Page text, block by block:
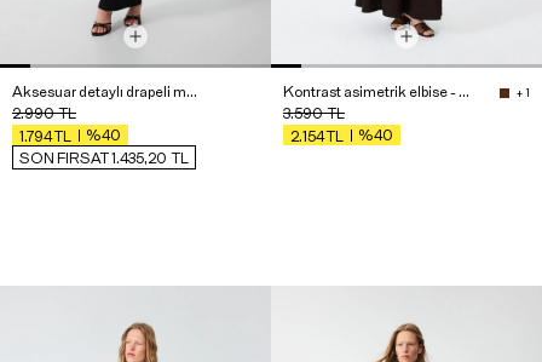
Aksesuar detaylı drapeli maxi elbise
2.990TL
1.794TL
%40
SON FIRSAT 1.435,20
Kontrast asimetrik elbise - Premium Edition + 1
3.590TL
2.154TL %40